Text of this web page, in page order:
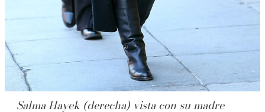
Salma Hayek (derecha) vista con su madre